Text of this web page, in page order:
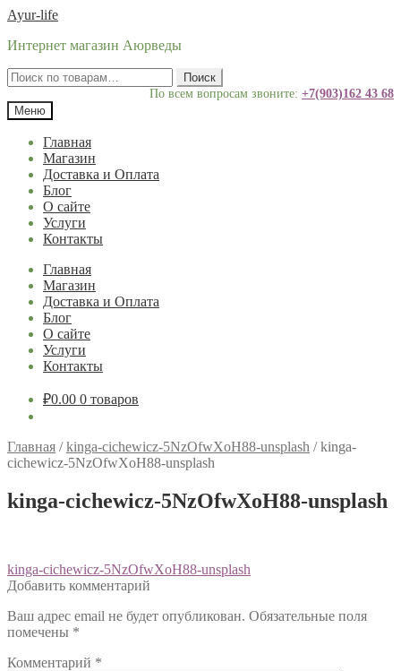
Перейти
навигации
Перейти
содержимому
Ayur-life
Интернет магазин Аюрведы
Искать:
Поиск
По всем вопросам звоните: +7(903)162 43 68
Меню
Главная
Магазин
Доставка и Оплата
Блог
О сайте
Услуги
Контакты
Главная
Магазин
Доставка и Оплата
Блог
О сайте
Услуги
Контакты
₽0.00 0 товаров
Главная /kinga-cichewicz-5NzOfwXoH88-unsplash /kinga-
cichewicz-5NzOfwXoH88-unsplash
kinga-cichewicz-5NzOfwXoH88-unsplash
Навигация
по
записям
Предыдущий:
kinga-cichewicz-5NzOfwXoH88-unsplash
Добавить комментарий
Ваш адрес email не будет опубликован. Обязательные поля
помечены *
Комментарий *